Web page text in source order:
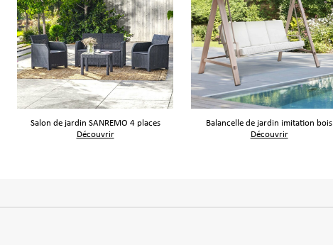
Salon de jardin SANREMO 4 places
Découvrir
Balancelle de jardin imitation bois
Découvrir